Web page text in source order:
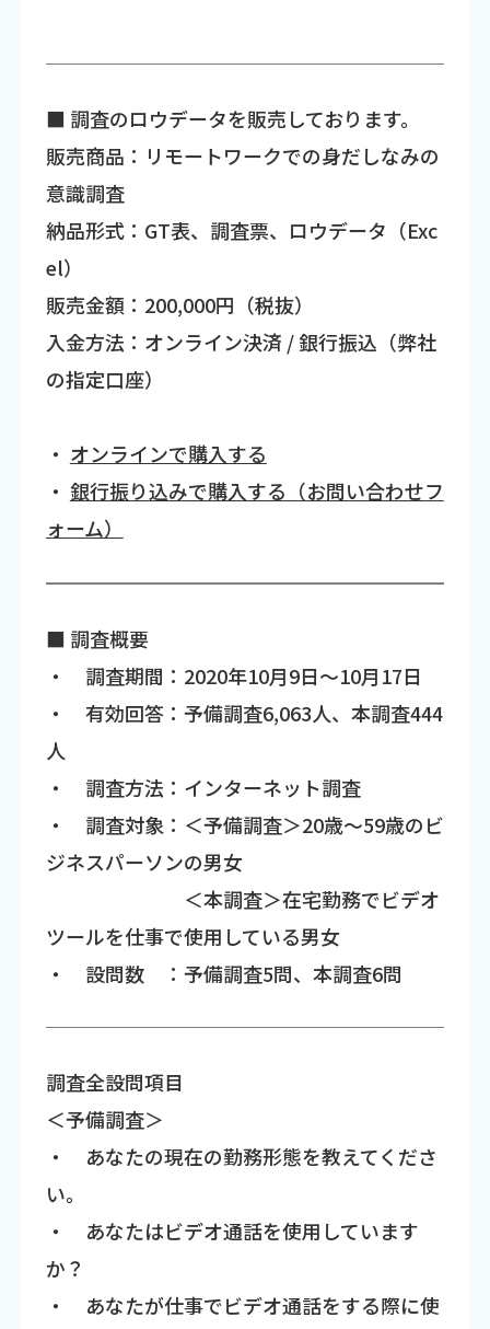
■ 調査のロウデータを販売しております。
販売商品：リモートワークでの身だしなみの
意識調査
納品形式：GT表、調査票、ロウデータ（Exc
el）
販売金額：200,000円（税抜）
入金方法：オンライン決済 / 銀行振込（弊社
の指定口座）
・ オンラインで購入する
・ 銀行振り込みで購入する（お問い合わせフ
ォーム）
■ 調査概要
・ 調査期間：2020年10月9日～10月17日
・ 有効回答：予備調査6,063人、本調査444
人
・ 調査方法：インターネット調査
・ 調査対象：＜予備調査＞20歳～59歳のビ
ジネスパーソンの男女
＜本調査＞在宅勤務でビデオ
ツールを仕事で使用している男女
・ 設問数 ：予備調査5問、本調査6問
調査全設問項目
＜予備調査＞
・ あなたの現在の勤務形態を教えてくださ
い。
・ あなたはビデオ通話を使用しています
か？
・ あなたが仕事でビデオ通話をする際に使